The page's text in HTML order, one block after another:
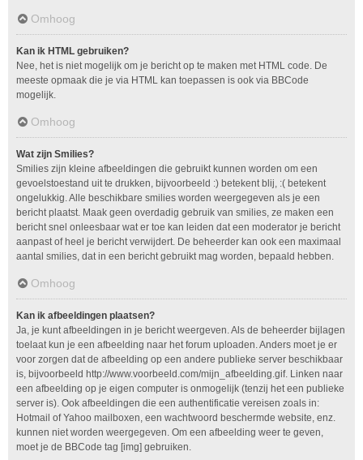
Omhoog
Kan ik HTML gebruiken?
Nee, het is niet mogelijk om je bericht op te maken met HTML code. De
meeste opmaak die je via HTML kan toepassen is ook via BBCode
mogelijk.
Omhoog
Wat zijn Smilies?
Smilies zijn kleine afbeeldingen die gebruikt kunnen worden om een
gevoelstoestand uit te drukken, bijvoorbeeld :) betekent blij, :( betekent
ongelukkig. Alle beschikbare smilies worden weergegeven als je een
bericht plaatst. Maak geen overdadig gebruik van smilies, ze maken een
bericht snel onleesbaar wat er toe kan leiden dat een moderator je bericht
aanpast of heel je bericht verwijdert. De beheerder kan ook een maximaal
aantal smilies, dat in een bericht gebruikt mag worden, bepaald hebben.
Omhoog
Kan ik afbeeldingen plaatsen?
Ja, je kunt afbeeldingen in je bericht weergeven. Als de beheerder bijlagen
toelaat kun je een afbeelding naar het forum uploaden. Anders moet je er
voor zorgen dat de afbeelding op een andere publieke server beschikbaar
is, bijvoorbeeld http://www.voorbeeld.com/mijn_afbeelding.gif. Linken naar
een afbeelding op je eigen computer is onmogelijk (tenzij het een publieke
server is). Ook afbeeldingen die een authentificatie vereisen zoals in:
Hotmail of Yahoo mailboxen, een wachtwoord beschermde website, enz.
kunnen niet worden weergegeven. Om een afbeelding weer te geven,
moet je de BBCode tag [img] gebruiken.